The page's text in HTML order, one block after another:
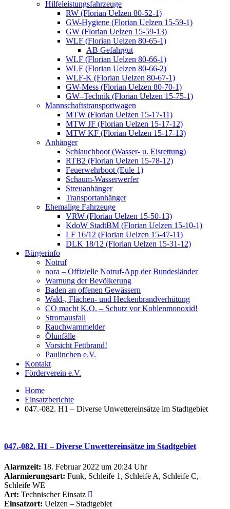
Hilfeleistungsfahrzeuge
RW (Florian Uelzen 80-52-1)
GW-Hygiene (Florian Uelzen 15-59-1)
GW (Florian Uelzen 15-59-13)
WLF (Florian Uelzen 80-65-1)
AB Gefahrgut
WLF (Florian Uelzen 80-66-1)
WLF (Florian Uelzen 80-66-2)
WLF-K (Florian Uelzen 80-67-1)
GW-Mess (Florian Uelzen 80-70-1)
GW–Technik (Florian Uelzen 15-75-1)
Mannschaftstransportwagen
MTW (Florian Uelzen 15-17-11)
MTW JF (Florian Uelzen 15-17-12)
MTW KF (Florian Uelzen 15-17-13)
Anhänger
Schlauchboot (Wasser- u. Eisrettung)
RTB2 (Florian Uelzen 15-78-12)
Feuerwehrboot (Eule 1)
Schaum-Wasserwerfer
Streuanhänger
Transportanhänger
Ehemalige Fahrzeuge
VRW (Florian Uelzen 15-50-13)
KdoW StadtBM (Florian Uelzen 15-10-1)
LF 16/12 (Florian Uelzen 15-47-11)
DLK 18/12 (Florian Uelzen 15-31-12)
Bürgerinfo
Notruf
nora – Offizielle Notruf-App der Bundesländer
Warnung der Bevölkerung
Baden an offenen Gewässern
Wald-, Flächen- und Heckenbrandverhütung
CO macht K.O. – Schutz vor Kohlenmonoxid!
Stromausfall
Rauchwarnmelder
Ölunfälle
Vorsicht Fettbrand!
Paulinchen e.V.
Kontakt
Förderverein e.V.
Home
Einsatzberichte
047.-082. H1 – Diverse Unwettereinsätze im Stadtgebiet
047.-082. H1 – Diverse Unwettereinsätze im Stadtgebiet
Alarmzeit: 18. Februar 2022 um 20:24 Uhr
Alarmierungsart: Funk, Schleife 1, Schleife A, Schleife C,
Schleife WE
Art: Technischer Einsatz
Einsatzort: Uelzen – Stadtgebiet